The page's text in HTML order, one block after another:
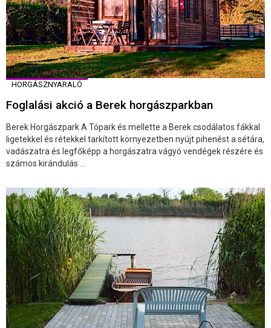
HORGÁSZNYARALÓ
Foglalási akció a Berek horgászparkban
Berek Horgászpark A Tópark és mellette a Berek csodálatos fákkal
ligetekkel és rétekkel tarkított környezetben nyújt pihenést a sétára,
vadászatra és legfőképp a horgászatra vágyó vendégek részére és
számos kirándulás ...